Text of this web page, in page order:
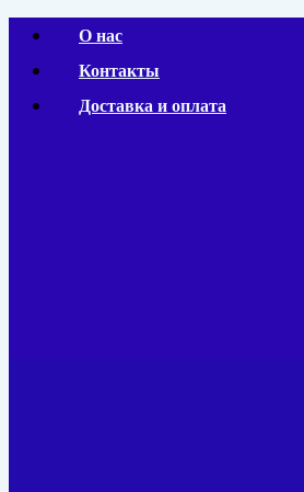
Перейти
содержимому
О нас
Контакты
Доставка и оплата